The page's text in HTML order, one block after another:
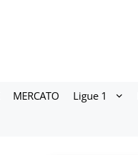
MERCATO Ligue 1